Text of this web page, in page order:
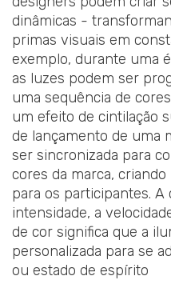
dinâmicas -
primas visuais em
exemplo, durante uma
as luzes podem ser
uma sequência de
um efeito de cintilação
de lançamento de uma
ser sincronizada para
cores da marca,
para os participantes. A
intensidade, a
de cor significa que a
personalizada para se
ou estado de espírito